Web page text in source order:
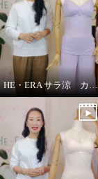
HE・ERA サラ涼 カップ付きインナー